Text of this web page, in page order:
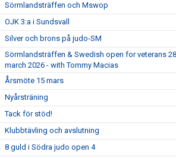
Sörmlandsträffen och Mswop
OJK 3:a i Sundsvall
Silver och brons på judo-SM
Sörmlandsträffen & Swedish open for veterans
march 2026 - with Tommy Macias
Årsmöte 15 mars
Nyårsträning
Tack för stöd!
Klubbtävling och avslutning
8 guld i Södra judo open 4